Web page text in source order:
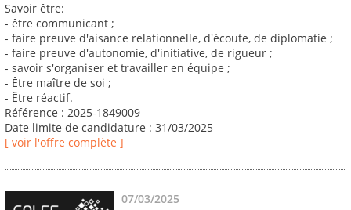
Savoir être:
- être communicant ;
- faire preuve d'aisance relationnelle, d'écoute, de diplomatie ;
- faire preuve d'autonomie, d'initiative, de rigueur ;
- savoir s'organiser et travailler en équipe ;
- Être maître de soi ;
- Être réactif.
Référence : 2025-1849009
Date limite de candidature : 31/03/2025
[ voir l'offre complète ]
07/03/2025